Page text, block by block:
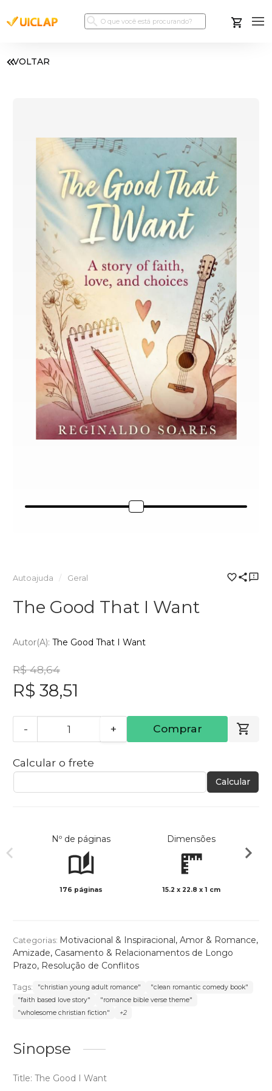
VOLTAR
Autoajuda Geral
The Good That I Want
Autor(a): The Good That I Want
R$ 48,64
R$ 38,51
- + Comprar
Calcular o frete
Calcular
Nº de páginas
176 páginas
Dimensões
15.2 x 22.8 x 1 cm
Categorias: Motivacional & Inspiracional, Amor & Romance,
Amizade, Casamento & Relacionamentos de Longo
Prazo, Resolução de Conflitos
Tags: "christian young adult romance"
"clean romantic comedy book"
"faith based love story"
"romance bible verse theme"
"wholesome christian fiction"
+2
Sinopse
Title: The Good I Want